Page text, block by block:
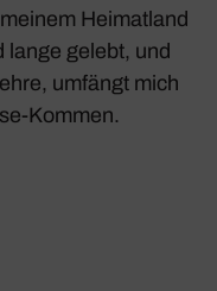
Heimat­land
lange gelebt, und
umfängt mich
Kommen.